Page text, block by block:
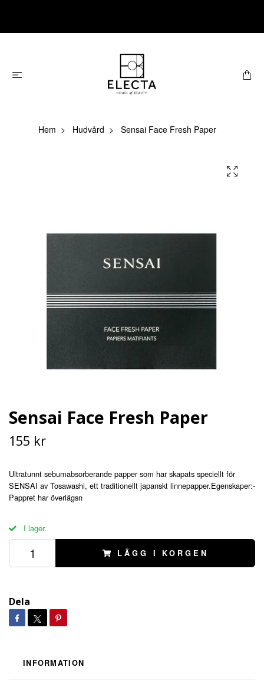
Hem Hudvård Sensai Face Fresh Paper
Sensai Face Fresh Paper
155 kr
Ultratunnt sebumabsorberande papper som har skapats speciellt för
SENSAI av Tosawashi, ett traditionellt japanskt linnepapper.Egenskaper:-
Pappret har överlägsn
I lager.
LÄGG I KORGEN
Dela
INFORMATION